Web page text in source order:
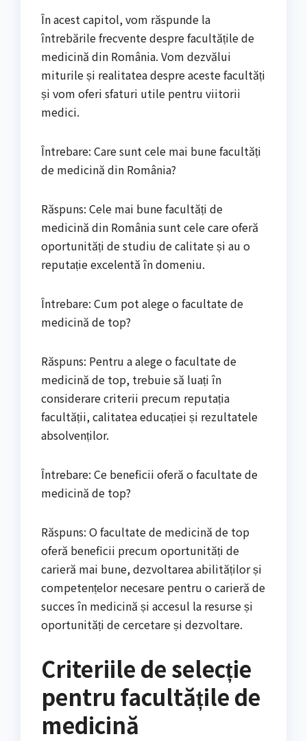
În acest capitol, vom răspunde la
întrebările frecvente despre facultățile de
medicină din România. Vom dezvălui
miturile și realitatea despre aceste facultăți
și vom oferi sfaturi utile pentru viitorii
medici.
Întrebare: Care sunt cele mai bune facultăți
de medicină din România?
Răspuns: Cele mai bune facultăți de
medicină din România sunt cele care oferă
oportunități de studiu de calitate și au o
reputație excelentă în domeniu.
Întrebare: Cum pot alege o facultate de
medicină de top?
Răspuns: Pentru a alege o facultate de
medicină de top, trebuie să luați în
considerare criterii precum reputația
facultății, calitatea educației și rezultatele
absolvenților.
Întrebare: Ce beneficii oferă o facultate de
medicină de top?
Răspuns: O facultate de medicină de top
oferă beneficii precum oportunități de
carieră mai bune, dezvoltarea abilităților și
competențelor necesare pentru o carieră de
succes în medicină și accesul la resurse și
oportunități de cercetare și dezvoltare.
Criteriile de selecție
pentru facultățile de
medicină